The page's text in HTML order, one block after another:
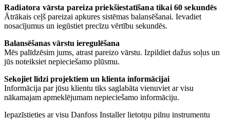
Radiatora vārsta pareiza priekšiestatīšana tikai 60 sekundēs
Ātrākais ceļš pareizai apkures sistēmas balansēšanai. Ievadiet
nosacījumus un iegūstiet precīzu vērtību sekundēs.
Balansēšanas vārstu ieregulēšana
Mēs palīdzēsim jums, atrast pareizo vārstu. Izpildiet dažus soļus un
jūs noteiksiet nepieciešamo plūsmu.
Sekojiet līdzi projektiem un klienta informācijai
Informācija par jūsu klientu tiks saglabāta vienuviet ar visu
nākamajam apmeklējumam nepieciešamo informāciju.
Iepazīstieties ar visu Danfoss Installer lietotņu pilnu instrumentu